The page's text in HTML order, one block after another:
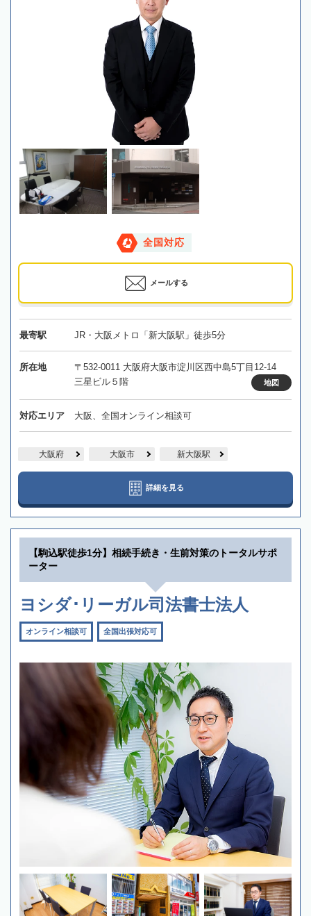
全国対応
メールする
最寄駅 JR・大阪メトロ「新大阪駅」徒歩5分
所在地
〒532-0011 大阪府大阪市淀川区西中島5丁目12-14
三星ビル５階
地図
対応エリア 大阪、全国オンライン相談可
大阪府 大阪市 新大阪駅
詳細を見る
【駒込駅徒歩1分】相続手続き・生前対策のトータルサポ
ーター
ヨシダ･リーガル司法書士法人
オンライン相談可 全国出張対応可